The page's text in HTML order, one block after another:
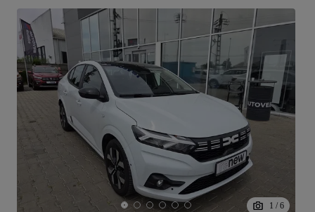
1 / 6